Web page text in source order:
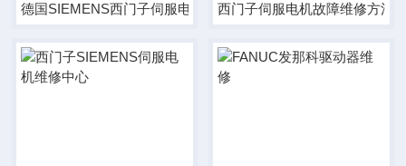
德国SIEMENS西门子伺服电机维修西门子伺服电机故障维修方法